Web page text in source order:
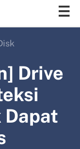
Drive
Dapat